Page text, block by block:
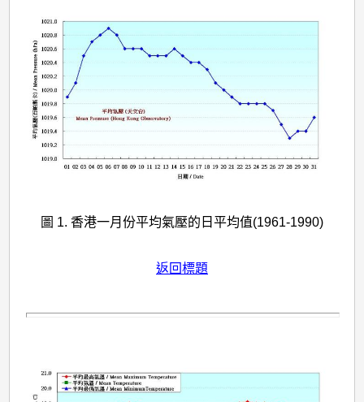
圖 1. 香港一月份平均氣壓的日平均值(1961-1990)
返回標題